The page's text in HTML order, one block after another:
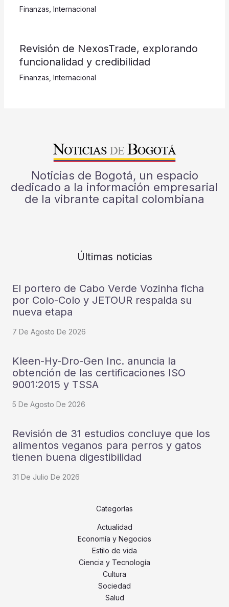
Finanzas Internacional
Revisión de NexosTrade, explorando
funcionalidad y credibilidad
Finanzas Internacional
Noticias de Bogotá, un espacio
dedicado a la información empresarial
de la vibrante capital colombiana
Últimas noticias
El portero de Cabo Verde Vozinha ficha
por Colo-Colo y JETOUR respalda su
nueva etapa
7 De Agosto De 2026
Kleen-Hy-Dro-Gen Inc. anuncia la
obtención de las certificaciones ISO
9001:2015 y TSSA
5 De Agosto De 2026
Revisión de 31 estudios concluye que los
alimentos veganos para perros y gatos
tienen buena digestibilidad
31 De Julio De 2026
Categorías
Actualidad
Economía y Negocios
Estilo de vida
Ciencia y Tecnología
Cultura
Sociedad
Salud